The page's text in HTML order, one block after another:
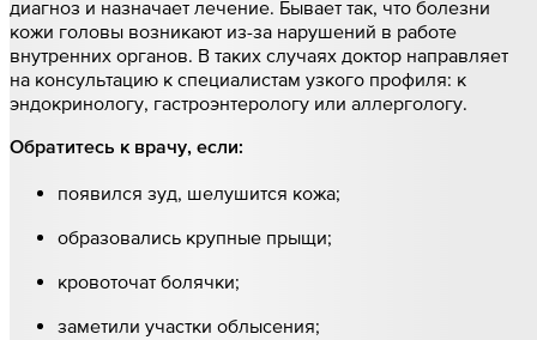
диагноз и назначает лечение. Бывает так, что болезни
кожи головы возникают из-за нарушений в работе
внутренних органов. В таких случаях доктор направляет
на консультацию к специалистам узкого профиля: к
эндокринологу, гастроэнтерологу или аллергологу.
Обратитесь к врачу, если:
появился зуд, шелушится кожа;
образовались крупные прыщи;
кровоточат болячки;
заметили участки облысения;